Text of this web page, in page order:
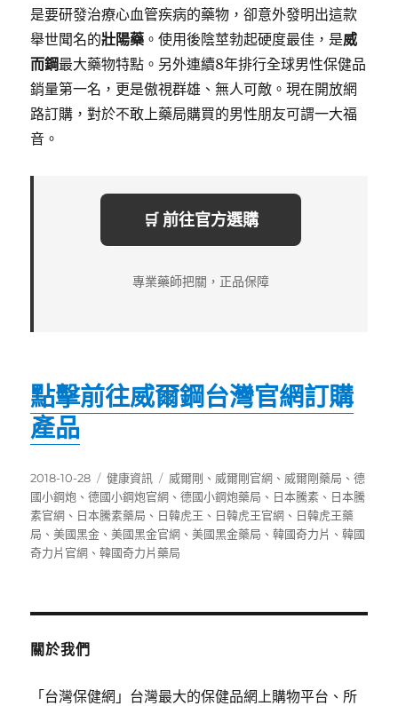
是要研發治療心血管疾病的藥物，卻意外發明出這款
舉世聞名的壯陽藥 。使用後陰莖勃起硬度最佳，是威
而鋼最大藥物特點。另外連續8年排行全球男性保健品
銷量第一名，更是傲視群雄、無人可敵。現在開放網
路訂購，對於不敢上藥局購買的男性朋友可謂一大福
音。
🛒 前往官方選購
專業藥師把關，正品保障
點擊前往威爾鋼台灣官網訂購
產品
發
佈
日
期:
2018-10-28
分
類
健康資訊
標
籤
威爾剛 、 威爾剛官網 、 威爾剛藥局 、德
國小鋼炮 、德國小鋼炮官網 、德國小鋼炮藥局 、 日本騰素 、 日本騰
素官網 、 日本騰素藥局 、 日韓虎王 、 日韓虎王官網 、 日韓虎王藥
局 、美國黑金 、美國黑金官網 、美國黑金藥局 、韓國奇力片 、韓國
奇力片官網 、韓國奇力片藥局
關於我們
「台灣保健網」台灣最大的保健品網上購物平台、所